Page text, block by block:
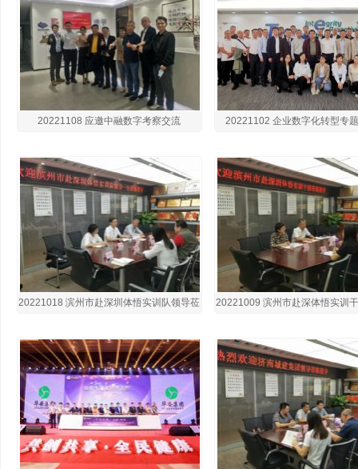
20221108 应邀中融数字考察交流 20221102 企业数字化转型专
20221018 滨州市赴深圳体悟实训队领导莅
20221009 滨州市赴深体悟实训